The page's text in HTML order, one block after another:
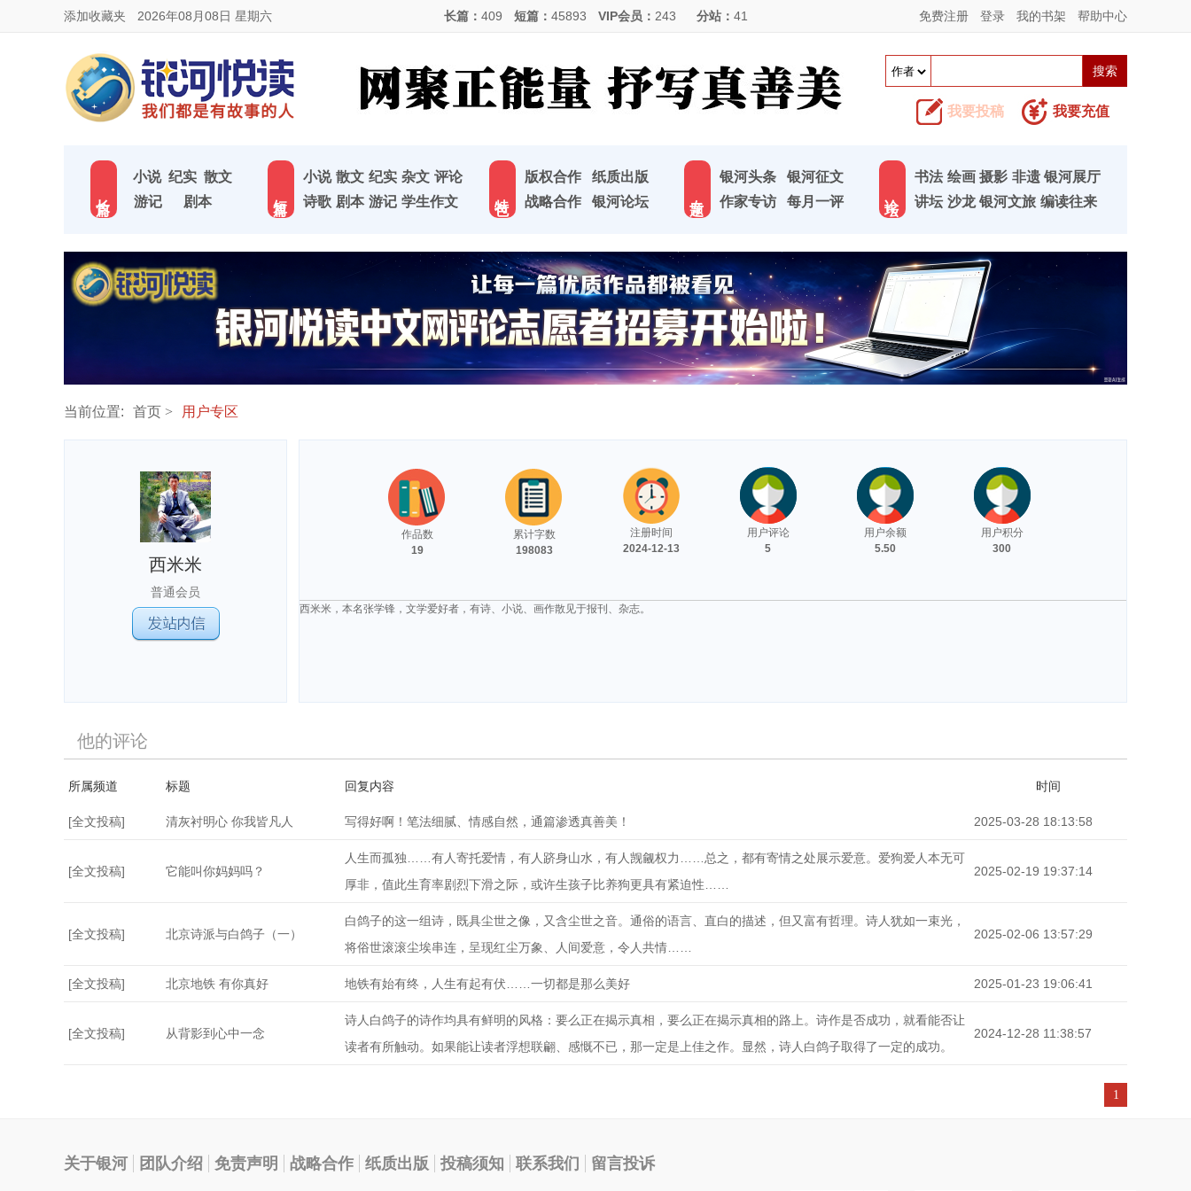
添加收藏夹 2026年08月08日 星期六 长篇： 409 短篇： 45893 VIP会员： 243 分站： 41 免费注册 登录 我的书架 帮助中心
我要投稿 我要充值
小说 纪实 散文
游记
剧本
小说 散文 纪实 杂文 评论
诗歌 剧本 游记 学生作文
版权合作
纸质出版
战略合作
银河论坛
银河头条
银河征文
作家专访
每月一评
书法 绘画 摄影 非遗 银河展厅
讲坛 沙龙 银河文旅 编读往来
当前位置: 首页 用户专区
西米米
普通会员
作品数
19
累计字数
198083
注册时间
2024-12-13
用户评论
5
用户余额
5.50
用户积分
300
西米米，本名张学锋，文学爱好者，有诗、小说、画作散见于报刊、杂志。
他的评论
所属频道 标题 回复内容 时间
[全文投稿] 清灰衬明心 你我皆凡人 写得好啊！笔法细腻、情感自然，通篇渗透真善美！ 2025-03-28 18:13:58
[全文投稿] 它能叫你妈妈吗？
人生而孤独……有人寄托爱情，有人跻身山水，有人觊觎权力……总之，都有寄情之处展示爱意。爱狗爱人本无可
厚非，值此生育率剧烈下滑之际，或许生孩子比养狗更具有紧迫性……
2025-02-19 19:37:14
[全文投稿] 北京诗派与白鸽子（一）
白鸽子的这一组诗，既具尘世之像，又含尘世之音。通俗的语言、直白的描述，但又富有哲理。诗人犹如一束光，
将俗世滚滚尘埃串连，呈现红尘万象、人间爱意，令人共情……
2025-02-06 13:57:29
[全文投稿] 北京地铁 有你真好 地铁有始有终，人生有起有伏……一切都是那么美好 2025-01-23 19:06:41
[全文投稿] 从背影到心中一念
诗人白鸽子的诗作均具有鲜明的风格：要么正在揭示真相，要么正在揭示真相的路上。诗作是否成功，就看能否让
读者有所触动。如果能让读者浮想联翩、感慨不已，那一定是上佳之作。显然，诗人白鸽子取得了一定的成功。
2024-12-28 11:38:57
1
关于银河 团队介绍 免责声明 战略合作 纸质出版 投稿须知 联系我们 留言投诉